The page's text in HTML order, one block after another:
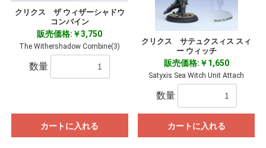
クリクス ザ ウィザーシャドウ
コンバイン
販売価格:￥3,750
The Withershadow Combine(3)
数量
カートに入れる
クリクス サテュクスィス スィ
ー ウィッチ
販売価格:￥1,650
Satyxis Sea Witch Unit Attach
数量
カートに入れる